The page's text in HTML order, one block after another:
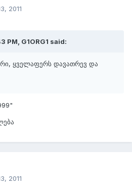
2011
PM, G1ORG1 said:
ყველაფერს დავათრევ და
2011